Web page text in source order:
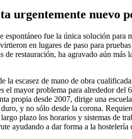
urgentemente nuevo
espontáneo fue la única solución
en lugares de paso para
restauración, ha agravado aún
la escasez de mano de obra
el mayor problema para alrededor
propia desde 2007, dirige una
y no sólo desde la corona.
plazo los horarios y sistemas de
ayudando a dar forma a la